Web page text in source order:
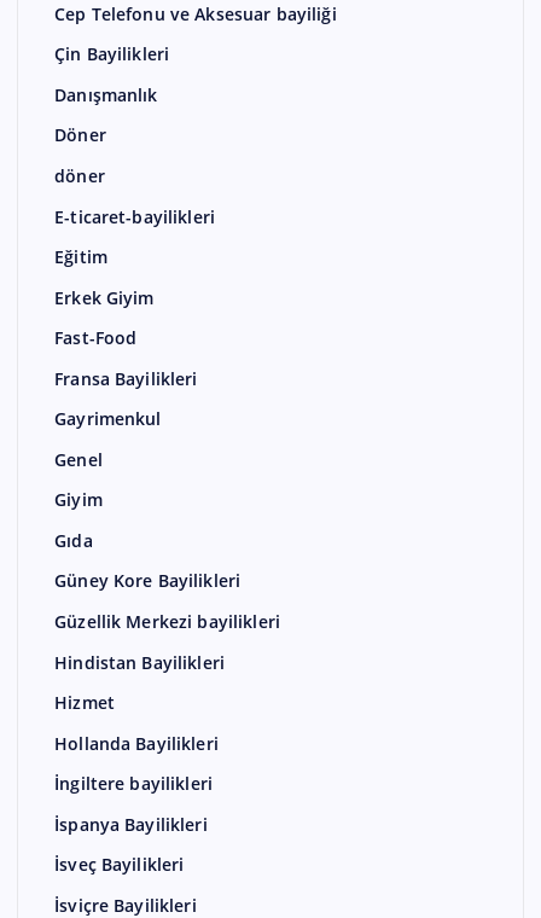
Cep Telefonu ve Aksesuar bayiliği
Çin Bayilikleri
Danışmanlık
Döner
döner
E-ticaret-bayilikleri
Eğitim
Erkek Giyim
Fast-Food
Fransa Bayilikleri
Gayrimenkul
Genel
Giyim
Gıda
Güney Kore Bayilikleri
Güzellik Merkezi bayilikleri
Hindistan Bayilikleri
Hizmet
Hollanda Bayilikleri
İngiltere bayilikleri
İspanya Bayilikleri
İsveç Bayilikleri
İsviçre Bayilikleri